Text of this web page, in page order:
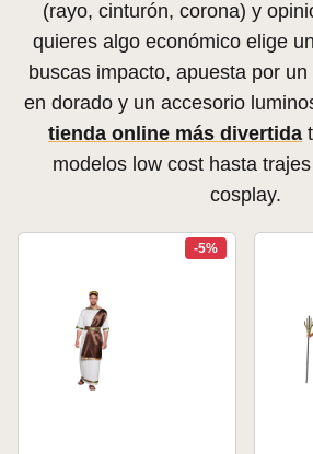
(rayo, cinturón, corona) y
quieres algo económico elige
buscas impacto, apuesta por
en dorado y un accesorio
tienda online más divertida
modelos low cost hasta
cosplay.
-5%